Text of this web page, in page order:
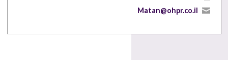
Matan@ohpr.co.il